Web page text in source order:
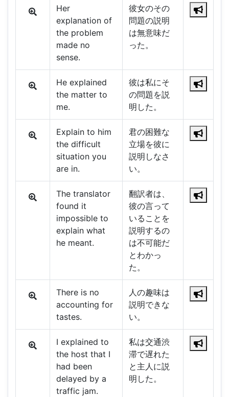
Her
explanation of
the problem
made no
sense.
彼女のその
問題の説明
は無意味だ
った。
He explained
the matter to
me.
彼は私にそ
の問題を説
明した。
Explain to him
the difficult
situation you
are in.
君の困難な
立場を彼に
説明しなさ
い。
The translator
found it
impossible to
explain what
he meant.
翻訳者は、
彼の言って
いることを
説明するの
は不可能だ
とわかっ
た。
There is no
accounting for
tastes.
人の趣味は
説明できな
い。
I explained to
the host that I
had been
delayed by a
traffic jam.
私は交通渋
滞で遅れた
と主人に説
明した。